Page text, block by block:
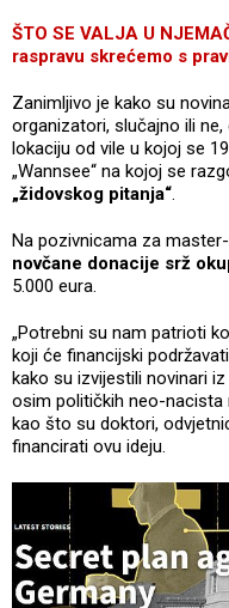
ŠTO SE VALJA U
raspravu skrećemo s
Zanimljivo je kako su
organizatori, slučajno ili
lokaciju od vile u kojoj se
„Wannsee“ na kojoj se
„židovskog pitanja“.
Na pozivnicama za
novčane donacije srž
5.000 eura.
„Potrebni su nam patrioti
koji će financijski
kako su izvijestili novinari
osim političkih neo-nacista
kao što su doktori,
financirati ovu ideju.